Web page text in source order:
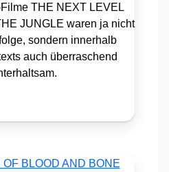
THE NEXT LEVEL
JUNGLE waren ja nicht
sondern innerhalb
auch überraschend